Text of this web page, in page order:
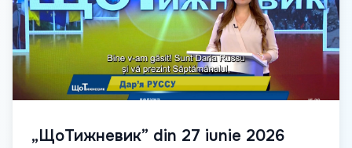
„ЩоТижневик” din 27 iunie 2026